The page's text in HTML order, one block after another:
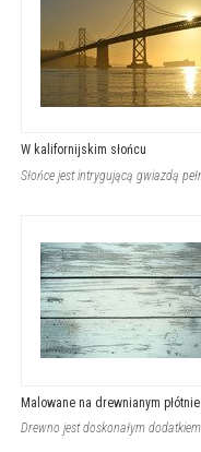
W kalifornijskim słońcu
Malowane na drewnianym płótnie